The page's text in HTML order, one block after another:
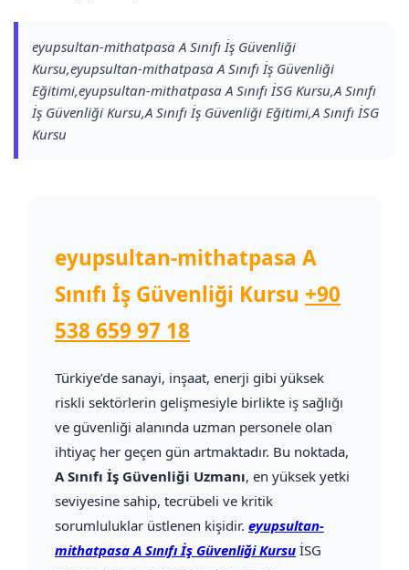
eyupsultan-mithatpasa A Sınıfı İş Güvenliği
Kursu,eyupsultan-mithatpasa A Sınıfı İş Güvenliği
Eğitimi,eyupsultan-mithatpasa A Sınıfı İSG Kursu,A Sınıfı
İş Güvenliği Kursu,A Sınıfı İş Güvenliği Eğitimi,A Sınıfı İSG
Kursu
eyupsultan-mithatpasa A
Sınıfı İş Güvenliği Kursu +90
538 659 97 18
Türkiye’de sanayi, inşaat, enerji gibi yüksek
riskli sektörlerin gelişmesiyle birlikte iş sağlığı
ve güvenliği alanında uzman personele olan
ihtiyaç her geçen gün artmaktadır. Bu noktada,
A Sınıfı İş Güvenliği Uzmanı, en yüksek yetki
seviyesine sahip, tecrübeli ve kritik
sorumluluklar üstlenen kişidir. eyupsultan-
mithatpasa A Sınıfı İş Güvenliği Kursu İSG